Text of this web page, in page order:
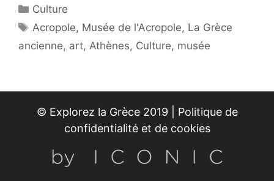
Catégories
Culture
Étiquettes
Acropole, Musée de l'Acropole, La Grèce
ancienne, art, Athènes, Culture, musée
© Explorez la Grèce 2019 | Politique de
confidentialité et de cookies